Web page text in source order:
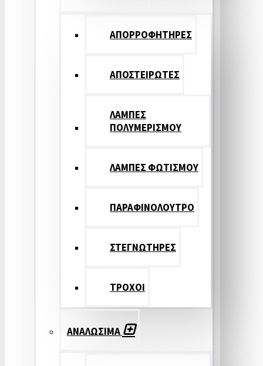
ΑΠΟΡΡΟΦΗΤΗΡΕΣ
ΑΠΟΣΤΕΙΡΩΤΕΣ
ΛΑΜΠΕΣ
ΠΟΛΥΜΕΡΙΣΜΟΥ
ΛΑΜΠΕΣ ΦΩΤΙΣΜΟΥ
ΠΑΡΑΦΙΝΟΛΟΥΤΡΟ
ΣΤΕΓΝΩΤΗΡΕΣ
ΤΡΟΧΟΙ
ΑΝΑΛΩΣΙΜΑ